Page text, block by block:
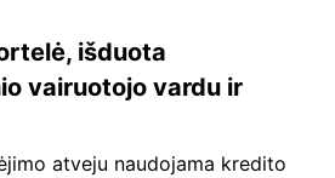
išduota
vairuotojo vardu ir
atveju naudojama kredito